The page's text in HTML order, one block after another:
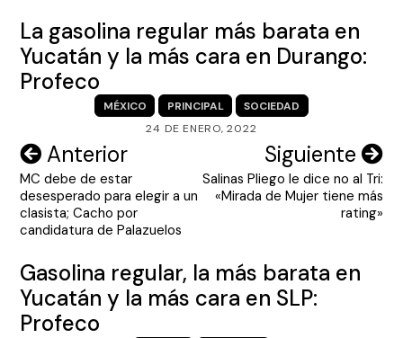
VIDEOS
La gasolina regular más barata en
Yucatán y la más cara en Durango:
Profeco
MÉXICO PRINCIPAL
SOCIEDAD
24 DE ENERO, 2022
Navegación
de
entradas
Anterior
MC debe de estar
desesperado para elegir a un
clasista; Cacho por
candidatura de Palazuelos
Siguiente
Salinas Pliego le dice no al Tri:
«Mirada de Mujer tiene más
rating»
Gasolina regular, la más barata en
Yucatán y la más cara en SLP:
Profeco